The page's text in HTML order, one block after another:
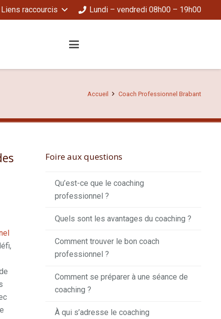
Liens raccourcis Lundi – vendredi 08h00 – 19h00
Accueil Coach Professionnel Brabant
Foire aux questions
Qu’est-ce que le coaching
professionnel ?
Quels sont les avantages du coaching ?
Comment trouver le bon coach
professionnel ?
Comment se préparer à une séance de
coaching ?
À qui s’adresse le coaching